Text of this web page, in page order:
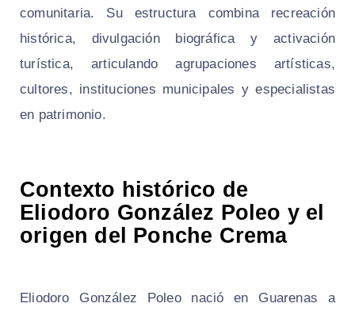
comunitaria. Su estructura combina recreación
histórica, divulgación biográfica y activación
turística, articulando agrupaciones artísticas,
cultores, instituciones municipales y especialistas
en patrimonio.
Contexto histórico de
Eliodoro González Poleo y el
origen del Ponche Crema
Eliodoro González Poleo nació en Guarenas a